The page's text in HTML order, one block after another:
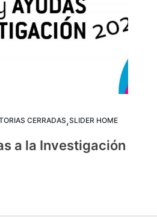
CERRADAS,SLIDER HOME
a la Investigación